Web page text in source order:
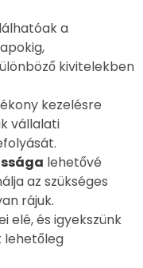
a
kivitelekben
kezelésre
vállalati
lehetővé
az szükséges
rájuk.
elé, és igyekszünk
lehetőleg